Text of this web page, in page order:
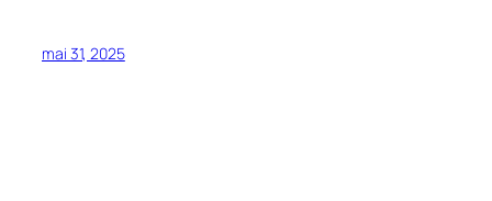
mai 31, 2025